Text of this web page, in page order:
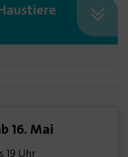
16. Mai
19 Uhr